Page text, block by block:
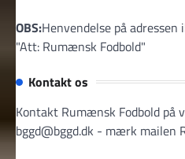
OBS:Henvendelse på
"Att: Rumænsk Fodbold"
Kontakt os
Kontakt Rumænsk Fodbold på
bggd@bggd.dk - mærk mailen